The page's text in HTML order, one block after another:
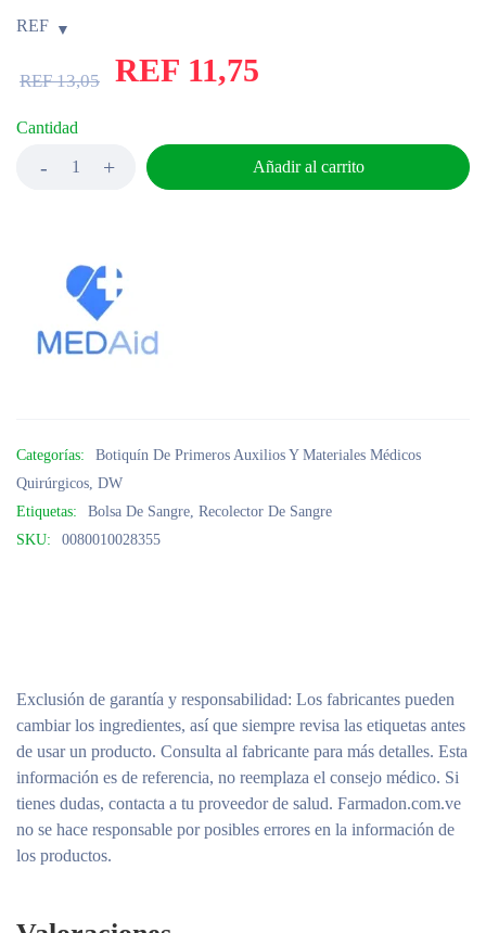
REF
REF13,05 REF 11,75
Cantidad
Añadir al carrito
Categorías:
Botiquín De Primeros Auxilios Y Materiales Médicos
Quirúrgicos DW
Etiquetas:
Bolsa De Sangre Recolector De Sangre
SKU:
0080010028355
Exclusión de garantía y responsabilidad: Los fabricantes pueden
cambiar los ingredientes, así que siempre revisa las etiquetas antes
de usar un producto. Consulta al fabricante para más detalles. Esta
información es de referencia, no reemplaza el consejo médico. Si
tienes dudas, contacta a tu proveedor de salud. Farmadon.com.ve
no se hace responsable por posibles errores en la información de
los productos.